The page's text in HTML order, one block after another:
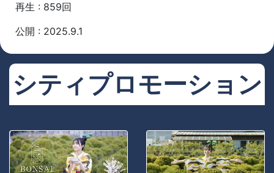
再生 : 859回
公開 : 2025.9.1
シティプロモーション